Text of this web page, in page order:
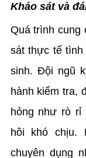
Khảo sát và
Quá trình cung
sát thực tế tình
sinh. Đội ngũ
hành kiểm tra,
hỏng như rò rỉ
hôi khó chịu.
chuyên dụng